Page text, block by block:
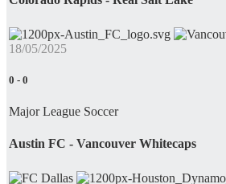
18/05/2025
0 - 0
Major League Soccer
Austin FC - Vancouver Whitecaps